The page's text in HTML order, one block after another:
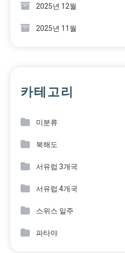
2025년 12월
2025년 11월
카테고리
미분류
북해도
서유럽 3개국
서유럽 4개국
스위스 일주
파타야